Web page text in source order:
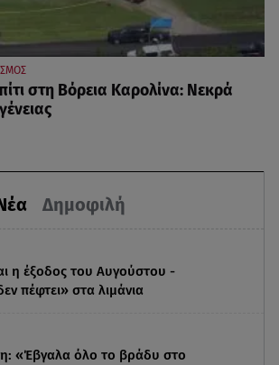
Δημοφιλή
η έξοδος του Αυγούστου -
πέφτει» στα λιμάνια
«Έβγαλα όλο το βράδυ στο
στη Βόρεια Καρολίνα: Νεκρά